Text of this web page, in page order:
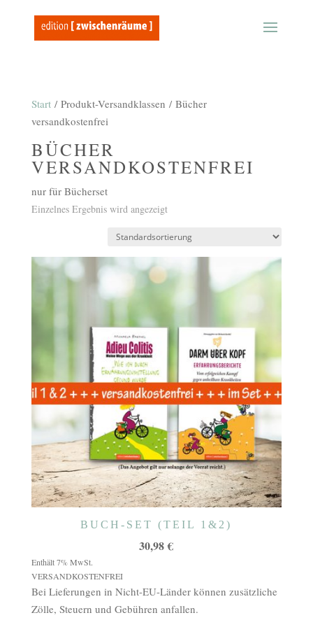
Start/ Produkt-Versandklassen / Bücher
versandkostenfrei
BÜCHER
VERSANDKOSTENFREI
nur für Bücherset
Einzelnes Ergebnis wird angezeigt
BUCH-SET (TEIL 1&2)
30,98€
Enthält 7% MwSt.
VERSANDKOSTENFREI
Bei Lieferungen in Nicht-EU-Länder können zusätzliche
Zölle, Steuern und Gebühren anfallen.